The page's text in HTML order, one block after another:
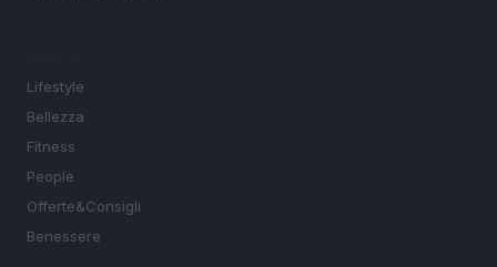
Lifestyle
Bellezza
Fitness
People
Offerte&Consigli
Benessere